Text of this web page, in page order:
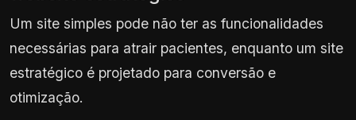
Um site simples pode não ter as funcionalidades
necessárias para atrair pacientes, enquanto um site
estratégico é projetado para conversão e
otimização.